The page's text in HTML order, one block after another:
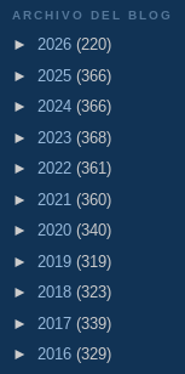
ARCHIVO DEL BLOG
► 2026 (220)
► 2025 (366)
► 2024 (366)
► 2023 (368)
► 2022 (361)
► 2021 (360)
► 2020 (340)
► 2019 (319)
► 2018 (323)
► 2017 (339)
► 2016 (329)